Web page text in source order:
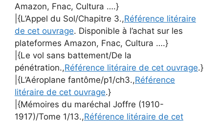
Amazon, Fnac, Cultura ….}
|{L’Appel du Sol/Chapitre 3.,Référence litéraire
de cet ouvrage. Disponible à l’achat sur les
plateformes Amazon, Fnac, Cultura ….}
|{Le vol sans battement/De la
pénétration.,Référence litéraire de cet ouvrage.}
|{L’Aéroplane fantôme/p1/ch3.,Référence
litéraire de cet ouvrage.}
|{Mémoires du maréchal Joffre (1910-
1917)/Tome 1/13.,Référence litéraire de cet